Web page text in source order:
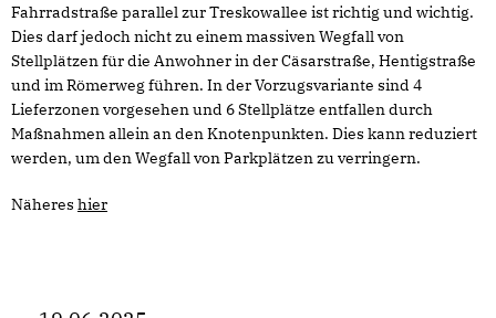
Fahrradstraße parallel zur Treskowallee ist richtig und wichtig.
Dies darf jedoch nicht zu einem massiven Wegfall von
Stellplätzen für die Anwohner in der Cäsarstraße, Hentigstraße
und im Römerweg führen. In der Vorzugsvariante sind 4
Lieferzonen vorgesehen und 6 Stellplätze entfallen durch
Maßnahmen allein an den Knotenpunkten. Dies kann reduziert
werden, um den Wegfall von Parkplätzen zu verringern.
Näheres hier